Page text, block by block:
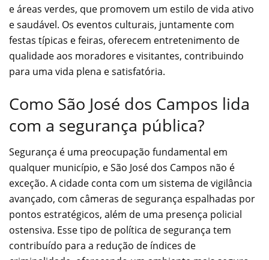
e áreas verdes, que promovem um estilo de vida ativo
e saudável. Os eventos culturais, juntamente com
festas típicas e feiras, oferecem entretenimento de
qualidade aos moradores e visitantes, contribuindo
para uma vida plena e satisfatória.
Como São José dos Campos lida
com a segurança pública?
Segurança é uma preocupação fundamental em
qualquer município, e São José dos Campos não é
exceção. A cidade conta com um sistema de vigilância
avançado, com câmeras de segurança espalhadas por
pontos estratégicos, além de uma presença policial
ostensiva. Esse tipo de política de segurança tem
contribuído para a redução de índices de